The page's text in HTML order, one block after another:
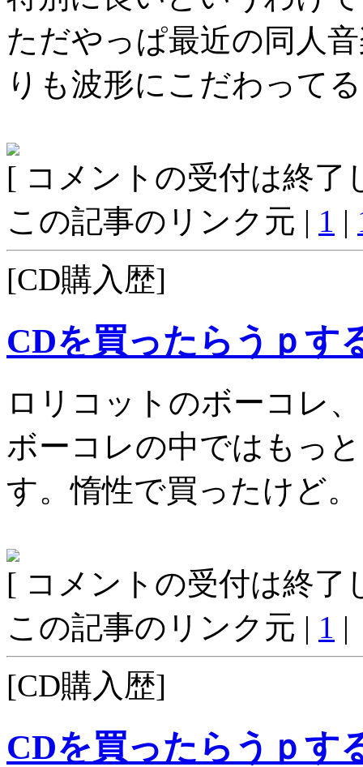
ただやっぱ最近の同人
りも波形にこだわって
[ コメントの受付は終了
この記事のリンク元 | 1 |
[CD購入歴]
CDを買ったらうｐす
ロリコットのボーコレ
ボーコレの中ではもっ
す。惰性で買ったけど。
[ コメントの受付は終了
この記事のリンク元 | 1 |
[CD購入歴]
CDを買ったらうｐす